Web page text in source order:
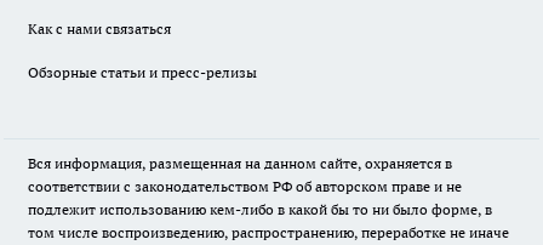
Как с нами связаться
Обзорные статьи и пресс-релизы
Вся информация, размещенная на данном сайте, охраняется в
соответствии с законодательством РФ об авторском праве и не
подлежит использованию кем-либо в какой бы то ни было форме, в
том числе воспроизведению, распространению, переработке не иначе